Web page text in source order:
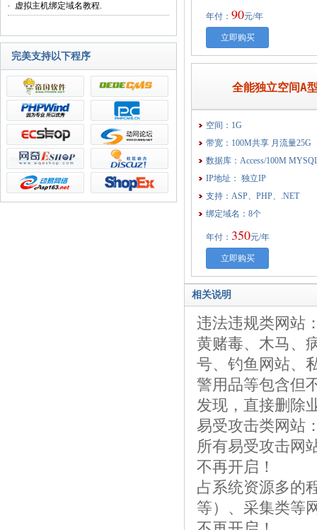
年付： 90元/年
立即购买
全能独立空间A
空间：1G
带宽：100M共享 月流量25G
数据库：Access/100M
IP地址： 独立IP
支持：ASP、PHP、.NET
绑定域名：8个
年付： 350元/年
立即购买
相关说明
违法违规类网站
黄赌毒、木马、
号、钓鱼网站、
警用品等包含但
发现，直接删除
易受攻击类网站
所有易受攻击网
不再开启！
占系统资源多的
等）、采集类等
虚拟主机绑定域名教程.
完美支持以下程序